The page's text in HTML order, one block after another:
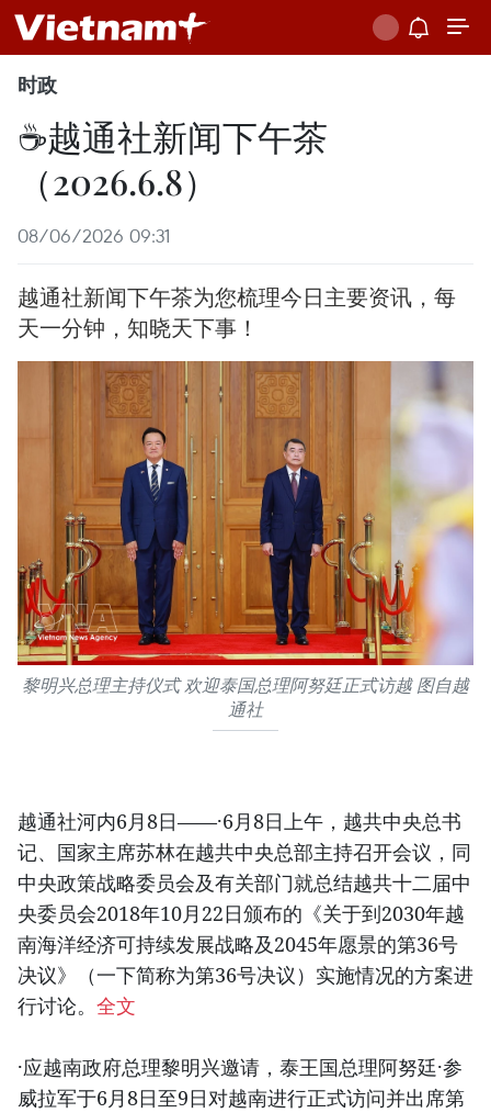
时政
☕️越通社新闻下午茶
（2026.6.8）
08/06/2026 09:31
越通社新闻下午茶为您梳理今日主要资讯，每
天一分钟，知晓天下事！
黎明兴总理主持仪式 欢迎泰国总理阿努廷正式访越 图自越
通社
越通社河内6月8日——·6月8日上午，越共中央总书
记、国家主席苏林在越共中央总部主持召开会议，同
中央政策战略委员会及有关部门就总结越共十二届中
央委员会2018年10月22日颁布的《关于到2030年越
南海洋经济可持续发展战略及2045年愿景的第36号
决议》（一下简称为第36号决议）实施情况的方案进
行讨论。 全文
·应越南政府总理黎明兴邀请，泰王国总理阿努廷·参
威拉军于6月8日至9日对越南进行正式访问并出席第